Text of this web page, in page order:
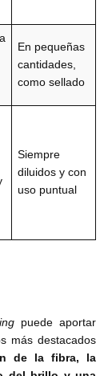
En pequeñas
cantidades,
como sellado
Siempre
diluidos y con
uso puntual
puede aportar
más destacados
de la fibra, la